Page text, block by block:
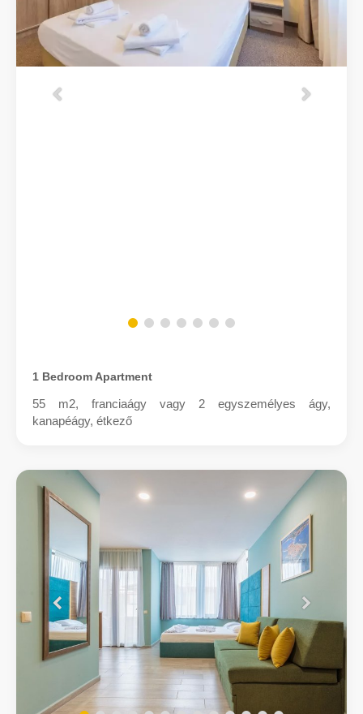
1 Bedroom Apartment
55 m2, franciaágy vagy 2 egyszemélyes ágy,
kanapéágy, étkező